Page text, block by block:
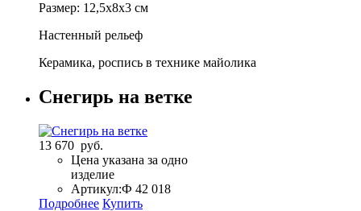
Размер: 12,5х8х3 см
Настенный рельеф
Керамика, роспись в технике майолика
Снегирь на ветке
13 670 руб.
Цена указана за одно
изделие
Артикул:Ф 42 018
Подробнее Купить